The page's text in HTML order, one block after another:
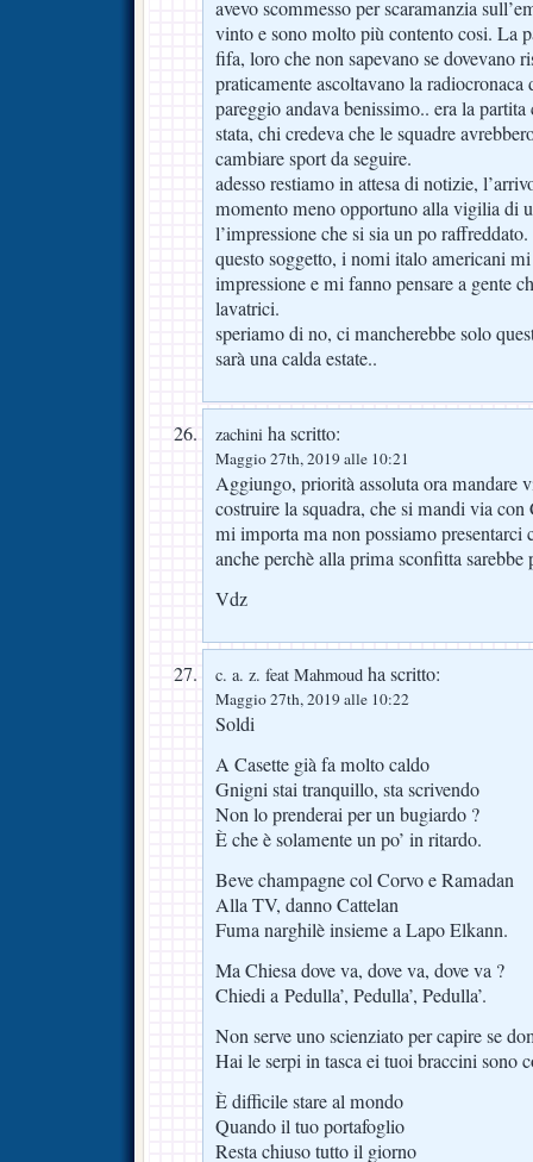
avevo scommesso per scaramanzia
vinto e sono molto più contento cosi. La
fifa, loro che non sapevano se dovevano
praticamente ascoltavano la
pareggio andava benissimo.. era la partita
stata, chi credeva che le squadre
cambiare sport da seguire.
adesso restiamo in attesa di notizie,
momento meno opportuno alla vigilia di
l’impressione che si sia un po
questo soggetto, i nomi italo americani
impressione e mi fanno pensare a gente
lavatrici.
speriamo di no, ci mancherebbe solo
sarà una calda estate..
zachini ha scritto:
Maggio 27th, 2019 alle 10:21
Aggiungo, priorità assoluta ora mandare
costruire la squadra, che si mandi via
mi importa ma non possiamo presentarci
anche perchè alla prima sconfitta sarebbe
Vdz
c. a. z. feat Mahmoud ha scritto:
Maggio 27th, 2019 alle 10:22
Soldi
A Casette già fa molto caldo
Gnigni stai tranquillo, sta scrivendo
Non lo prenderai per un bugiardo ?
È che è solamente un po’ in ritardo.
Beve champagne col Corvo e Ramadan
Alla TV, danno Cattelan
Fuma narghilè insieme a Lapo Elkann.
Ma Chiesa dove va, dove va, dove va ?
Chiedi a Pedulla’, Pedulla’, Pedulla’.
Non serve uno scienziato per capire se
Hai le serpi in tasca ei tuoi braccini sono
È difficile stare al mondo
Quando il tuo portafoglio
Resta chiuso tutto il giorno